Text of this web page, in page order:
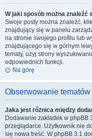
W jaki sposób można znaleźć
Swoje posty można znaleźć,
znajdujący się w panelu
na stronie swojego profilu lub
znajdującego się w górnym
tematy, użyj strony
odpowiednich funkcji.
Na górę
Obserwowanie tematów
Jaka jest różnica między
Dodawanie zakładek w phpBB
przeglądarce. Użytkownik nie
się nowa treść. W phpBB 3.1